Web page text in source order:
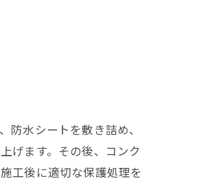
水シートを敷き詰め、
げます。その後、コンク
工後に適切な保護処理を